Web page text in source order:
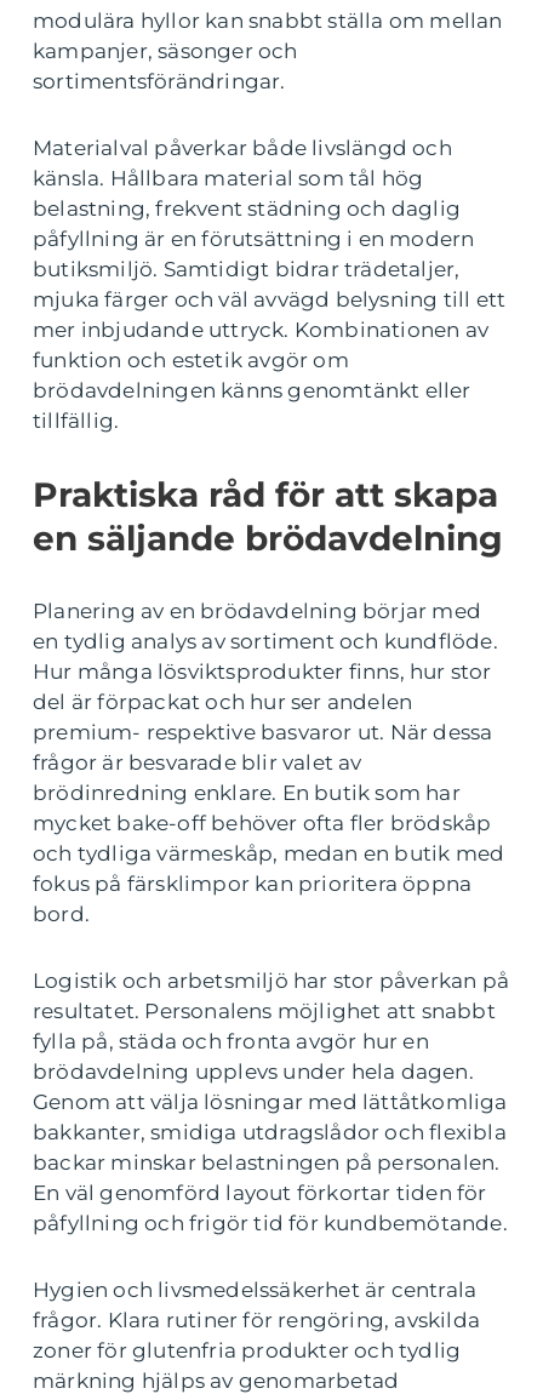
modulära hyllor kan snabbt ställa om mellan
kampanjer, säsonger och
sortimentsförändringar.
Materialval påverkar både livslängd och
känsla. Hållbara material som tål hög
belastning, frekvent städning och daglig
påfyllning är en förutsättning i en modern
butiksmiljö. Samtidigt bidrar trädetaljer,
mjuka färger och väl avvägd belysning till ett
mer inbjudande uttryck. Kombinationen av
funktion och estetik avgör om
brödavdelningen känns genomtänkt eller
tillfällig.
Praktiska råd för att skapa
en säljande brödavdelning
Planering av en brödavdelning börjar med
en tydlig analys av sortiment och kundflöde.
Hur många lösviktsprodukter finns, hur stor
del är förpackat och hur ser andelen
premium- respektive basvaror ut. När dessa
frågor är besvarade blir valet av
brödinredning enklare. En butik som har
mycket bake-off behöver ofta fler brödskåp
och tydliga värmeskåp, medan en butik med
fokus på färsklimpor kan prioritera öppna
bord.
Logistik och arbetsmiljö har stor påverkan på
resultatet. Personalens möjlighet att snabbt
fylla på, städa och fronta avgör hur en
brödavdelning upplevs under hela dagen.
Genom att välja lösningar med lättåtkomliga
bakkanter, smidiga utdragslådor och flexibla
backar minskar belastningen på personalen.
En väl genomförd layout förkortar tiden för
påfyllning och frigör tid för kundbemötande.
Hygien och livsmedelssäkerhet är centrala
frågor. Klara rutiner för rengöring, avskilda
zoner för glutenfria produkter och tydlig
märkning hjälps av genomarbetad